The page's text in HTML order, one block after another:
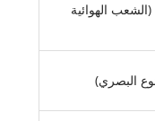
الهوائية
البصري)